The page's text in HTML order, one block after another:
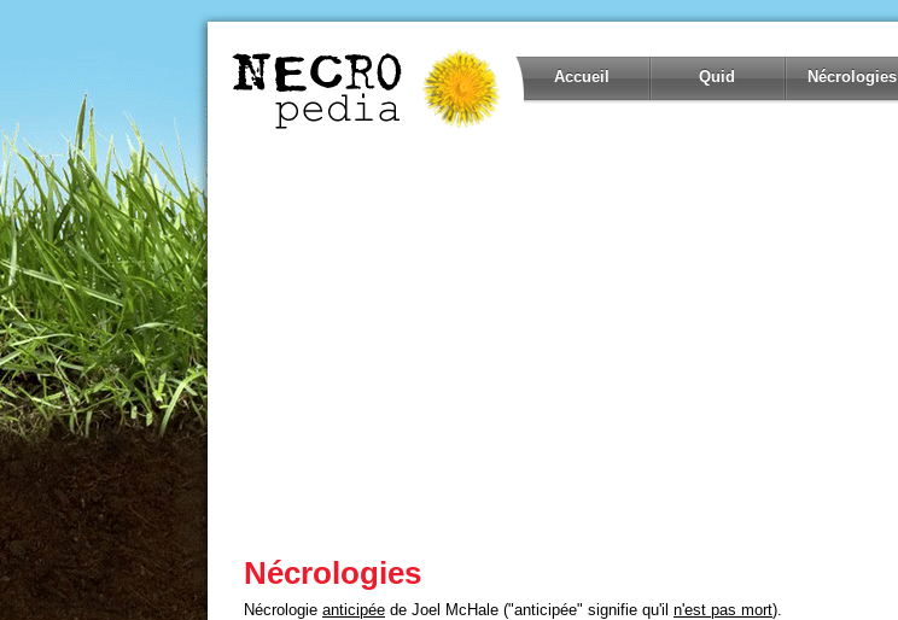
Accueil Quid Nécrologies
Nécrologies
Nécrologie anticipée de Joel McHale ("anticipée" signifie qu'il n'est pas mort).